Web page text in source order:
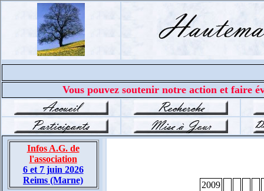
Vous pouvez soutenir notre action et faire
Infos A.G. de
l'association
6 et 7 juin 2026
Reims (Marne)
2009